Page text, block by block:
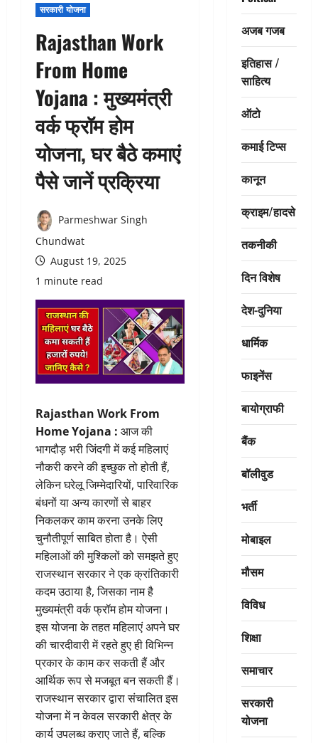
सरकारी योजना
Rajasthan Work
From Home
Yojana : मुख्यमंत्री
वर्क फ्रॉम होम
योजना, घर बैठे कमाएं
पैसे जानें प्रक्रिया
Parmeshwar Singh
Chundwat
August 19, 2025
1 minute read
Rajasthan Work From
Home Yojana : आज की
भागदौड़ भरी जिंदगी में कई महिलाएं
नौकरी करने की इच्छुक तो होती हैं,
लेकिन घरेलू जिम्मेदारियों, पारिवारिक
बंधनों या अन्य कारणों से बाहर
निकलकर काम करना उनके लिए
चुनौतीपूर्ण साबित होता है। ऐसी
महिलाओं की मुश्किलों को समझते हुए
राजस्थान सरकार ने एक क्रांतिकारी
कदम उठाया है, जिसका नाम है
मुख्यमंत्री वर्क फ्रॉम होम योजना।
इस योजना के तहत महिलाएं अपने घर
की चारदीवारी में रहते हुए ही विभिन्न
प्रकार के काम कर सकती हैं और
आर्थिक रूप से मजबूत बन सकती हैं।
राजस्थान सरकार द्वारा संचालित इस
योजना में न केवल सरकारी क्षेत्र के
कार्य उपलब्ध कराए जाते हैं, बल्कि
अजब गजब
इतिहास /
साहित्य
ऑटो
कमाई टिप्स
कानून
क्राइम/हादसे
तकनीकी
दिन विशेष
देश-दुनिया
धार्मिक
फाइनेंस
बायोग्राफी
बैंक
बॉलीवुड
भर्ती
मोबाइल
मौसम
विविध
शिक्षा
समाचार
सरकारी
योजना